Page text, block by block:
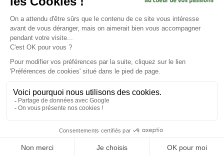
Services
Aide & Conseils
Paiement sécurisé
© Ducatillon 2026